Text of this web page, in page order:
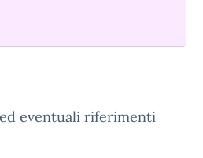
eventuali riferimenti